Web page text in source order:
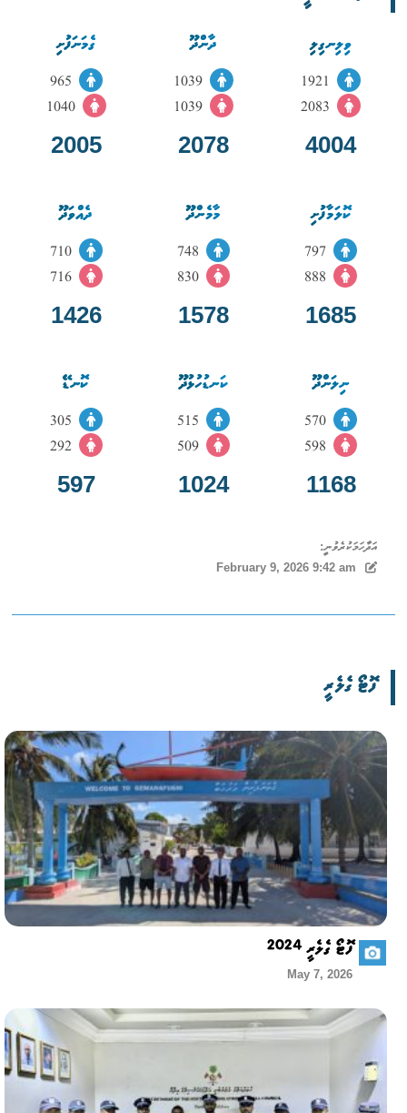
ވިލިނގިލި
1921
2083
4004
ދާންދޫ
1039
1039
2078
ގެމަނަފުށި
1040
2005
ކޮލަމާފުށި
797
888
1685
މާމެންދޫ
748
830
1578
ދެއްވަދޫ
710
716
1426
ނިލަންދޫ
570
598
1168
ކަނޑުހުޅުދޫ
515
509
1024
ކޮނޑޭ
292
597
އަދާހަމަކުރެވުނީ:
February 9, 2026 9:42 am
ފޮޓޯ ގެލެރީ
ފޮޓޯ ގެލެރީ 2024
May 7, 2026